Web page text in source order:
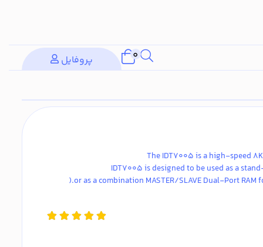
0 پروفایل
The IDT7005 is a high-speed
IDT7005 is designed to be used as a
or as a combination MASTER/SLAVE Dual-Port RAM for 16-bit-ormore word systems.(